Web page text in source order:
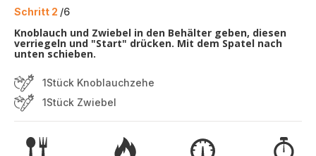
Schritt 2 /6
Knoblauch und Zwiebel in den Behälter geben, diesen
verriegeln und "Start" drücken. Mit dem Spatel nach
unten schieben.
1Stück Knoblauchzehe
1Stück Zwiebel